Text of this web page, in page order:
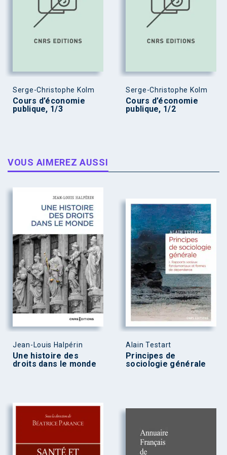
Serge-Christophe Kolm
Cours d’économie
publique, 1/3
Serge-Christophe Kolm
Cours d’économie
publique, 1/2
VOUS AIMEREZ AUSSI
Jean-Louis Halpérin
Une histoire des
droits dans le monde
Alain Testart
Principes de
sociologie générale